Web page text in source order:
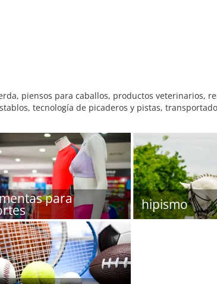
piensos para caballos, productos veterinarios,
tecnología de picaderos y pistas,
para hipismo